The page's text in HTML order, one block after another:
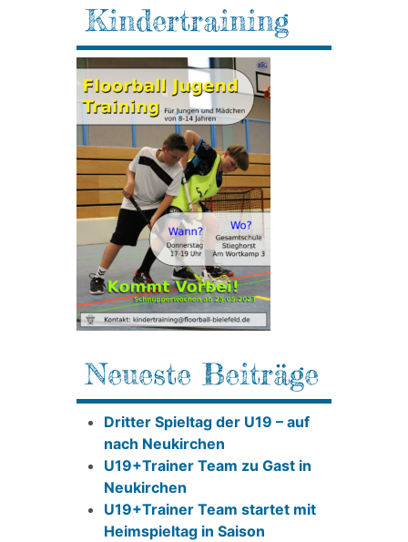
Kindertraining
Neueste Beiträge
Dritter Spieltag der U19 – auf
nach Neukirchen
U19+Trainer Team zu Gast in
Neukirchen
U19+Trainer Team startet mit
Heimspieltag in Saison